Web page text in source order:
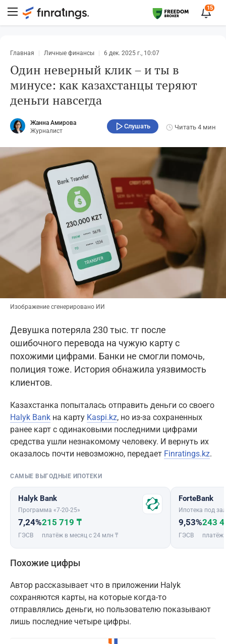
15
Главная Личные финансы 6 дек. 2025 г., 10:07
Один неверный клик – и ты в
минусе: как казахстанцы теряют
деньги навсегда
Жанна Амирова
Журналист
Слушать Читать 4 мин
Изображение сгенерировано ИИ
Девушка потеряла 230 тыс. тг после
ошибочного перевода на чужую карту с
похожими цифрами. Банки не смогли помочь,
полиция тоже. История обнажила уязвимость
клиентов.
Казахстанка попыталась отправить деньги со своего
Halyk Bank на карту Kaspi.kz, но из-за сохраненных
ранее карт с одинаковыми последними цифрами
средства ушли незнакомому человеку. И вернуть их
оказалось почти невозможно, передает Finratings.kz.
САМЫЕ ВЫГОДНЫЕ ИПОТЕКИ
Halyk Bank
Программа «7-20-25»
7,24%
ГЭСВ
215 719 ₸
платёж в месяц с 24 млн ₸
ForteBank
Ипотека под
9,53%
ГЭСВ
243
платёж
Похожие цифры
Автор рассказывает что в приложении Halyk
сохраняются карты, на которые когда-то
отправлялись деньги, но пользователю показывают
лишь последние четыре цифры.